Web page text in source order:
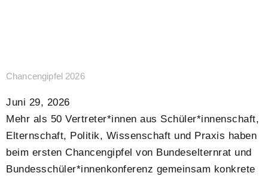
Chancengipfel 2026
Juni 29, 2026
Mehr als 50 Vertreter*innen aus Schüler*innenschaft,
Elternschaft, Politik, Wissenschaft und Praxis haben
beim ersten Chancengipfel von Bundeselternrat und
Bundesschüler*innenkonferenz gemeinsam konkrete